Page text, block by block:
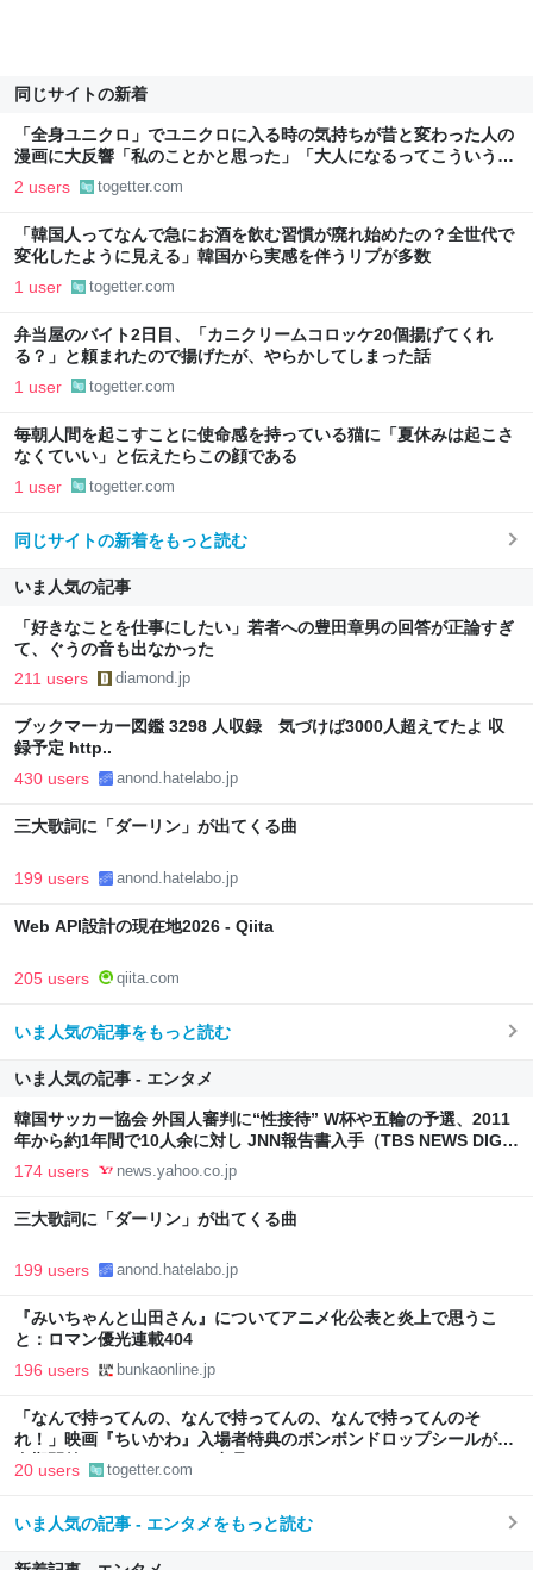
同じサイトの新着
「全身ユニクロ」でユニクロに入る時の気持ちが昔と変わった人の
漫画に大反響「私のことかと思った」「大人になるってこういうこ
と」
2 users togetter.com
「韓国人ってなんで急にお酒を飲む習慣が廃れ始めたの？全世代で
変化したように見える」韓国から実感を伴うリプが多数
1 user togetter.com
弁当屋のバイト2日目、「カニクリームコロッケ20個揚げてくれ
る？」と頼まれたので揚げたが、やらかしてしまった話
1 user togetter.com
毎朝人間を起こすことに使命感を持っている猫に「夏休みは起こさ
なくていい」と伝えたらこの顔である
1 user togetter.com
同じサイトの新着をもっと読む
いま人気の記事
「好きなことを仕事にしたい」若者への豊田章男の回答が正論すぎ
て、ぐうの音も出なかった
211 users diamond.jp
ブックマーカー図鑑 3298 人収録 気づけば3000人超えてたよ 収
録予定 http..
430 users anond.hatelabo.jp
三大歌詞に「ダーリン」が出てくる曲
199 users anond.hatelabo.jp
Web API設計の現在地2026 - Qiita
205 users qiita.com
いま人気の記事をもっと読む
いま人気の記事 - エンタメ
韓国サッカー協会 外国人審判に“性接待” W杯や五輪の予選、2011
年から約1年間で10人余に対し JNN報告書入手（TBS NEWS DIG
Powered by JNN） - Yahoo!ニュース
174 users news.yahoo.co.jp
三大歌詞に「ダーリン」が出てくる曲
199 users anond.hatelabo.jp
『みいちゃんと山田さん』についてアニメ化公表と炎上で思うこ
と：ロマン優光連載404
196 users bunkaonline.jp
「なんで持ってんの、なんで持ってんの、なんで持ってんのそ
れ！」映画『ちいかわ』入場者特典のボンボンドロップシールが配
布期間前にフリマサイトで出品される
20 users togetter.com
いま人気の記事 - エンタメをもっと読む